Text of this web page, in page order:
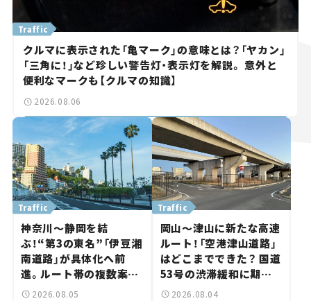
クルマに表示された「亀マーク」の意味とは？「ヤカン」
「三角に！」など珍しい警告灯・表示灯を解説。 意外と
便利なマークも【クルマの知識】
Traffic
2026.08.06
神奈川～静岡を結
ぶ！“第3の東名”「伊豆湘
南道路」が具体化へ前
進。ルート帯の複数案検
討へ。熱海まで信号ゼロ
Traffic
2026.08.05
岡山～津山に新たな高速
ルート！「空港津山道路」
はどこまでできた？ 国道
53号の渋滞緩和に期待。
岡山市側でも動きが【い
Traffic
2026.08.04